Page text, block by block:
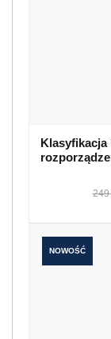
Klasyfikacja
249
NOWOŚĆ